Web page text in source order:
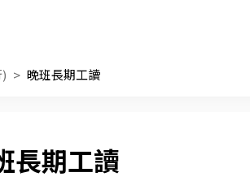
晚班長期工讀
長期工讀